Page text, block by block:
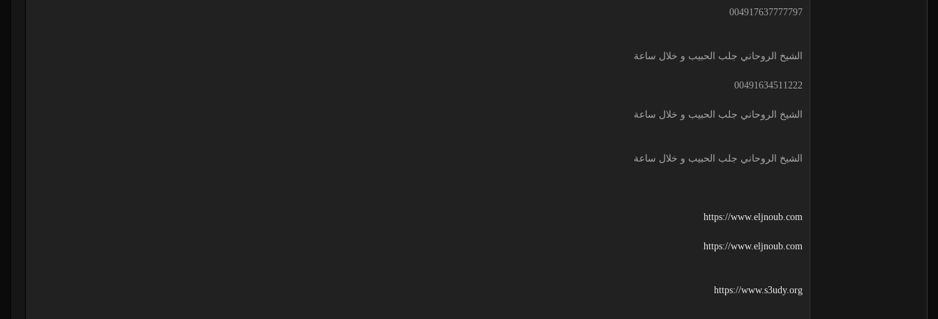
004917637777797
الشيخ الروحاني جلب الحبيب و خلال ساعة
00491634511222
الشيخ الروحاني جلب الحبيب و خلال ساعة
الشيخ الروحاني جلب الحبيب و خلال ساعة
https://www.eljnoub.com
https://www.eljnoub.com
https://www.s3udy.org